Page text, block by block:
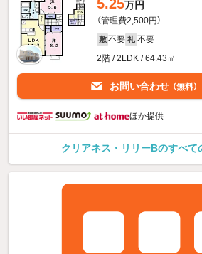
5.25万円
（管理費2,500円）
敷 不要 礼 不要
2階 / 2LDK / 64.43㎡
お問い合わせ （無料）
ほか提供
クリアネス・リリーBのすべて